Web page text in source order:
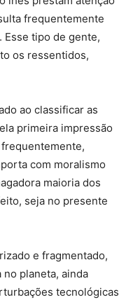
frequentemente
tipo de gente,
os ressentidos,
ao classificar as
primeira impressão
com moralismo
maioria dos
seja no presente
e fragmentado,
planeta, ainda
tecnológicas